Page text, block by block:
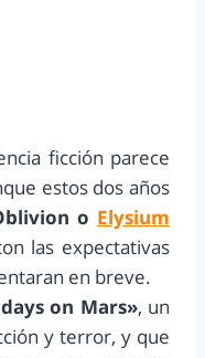
ficción parece
estos dos años
o Elysium
las expectativas
en breve.
on Mars», un
y terror, y que